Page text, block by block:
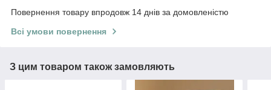
Повернення товару впродовж 14 днів за домовленістю
Всі умови повернення
З цим товаром також замовляють